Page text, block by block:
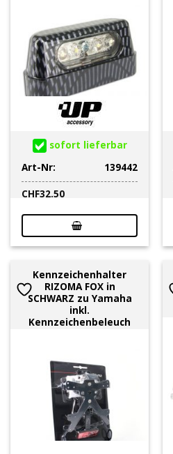
sofort lieferbar
Art-Nr:
139442
CHF32.50
Kennzeichenhalter
RIZOMA FOX in
SCHWARZ zu Yamaha
inkl.
Kennzeichenbeleuch